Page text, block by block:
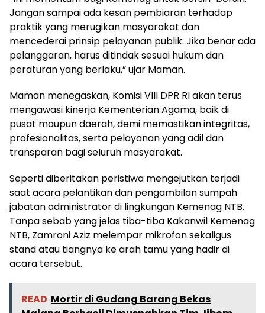
Jangan sampai ada kesan pembiaran terhadap
praktik yang merugikan masyarakat dan
mencederai prinsip pelayanan publik. Jika benar ada
pelanggaran, harus ditindak sesuai hukum dan
peraturan yang berlaku,” ujar Maman.
Maman menegaskan, Komisi VIII DPR RI akan terus
mengawasi kinerja Kementerian Agama, baik di
pusat maupun daerah, demi memastikan integritas,
profesionalitas, serta pelayanan yang adil dan
transparan bagi seluruh masyarakat.
Seperti diberitakan peristiwa mengejutkan terjadi
saat acara pelantikan dan pengambilan sumpah
jabatan administrator di lingkungan Kemenag NTB.
Tanpa sebab yang jelas tiba-tiba Kakanwil Kemenag
NTB, Zamroni Aziz melempar mikrofon sekaligus
stand atau tiangnya ke arah tamu yang hadir di
acara tersebut.
READ Mortir di Gudang Barang Bekas